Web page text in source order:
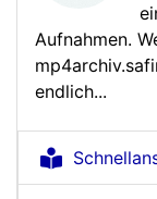
Aufnahmen.
endlich...